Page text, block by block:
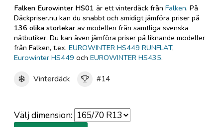
Falken Eurowinter HS01 är ett vinterdäck frånFalken. På
Däckpriser.nu kan du snabbt och smidigt jämföra priser på
136 olika storlekar av modellen från samtliga svenska
nätbutiker. Du kan även jämföra priser på liknande modeller
från Falken, t.ex.EUROWINTER HS449 RUNFLAT,
Eurowinter HS449 ochEUROWINTER HS435.
Vinterdäck #14
Välj dimension: